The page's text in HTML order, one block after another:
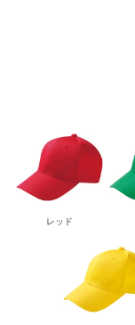
レッド